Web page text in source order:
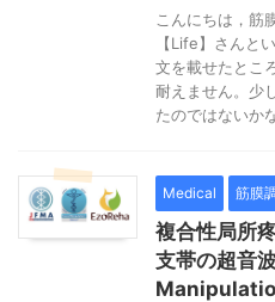
こんにちは，筋
【Life】さんと
文を載せたとこ
耐えません。少
たのではないか
Medical 筋膜
複合性局所
支帯の超音